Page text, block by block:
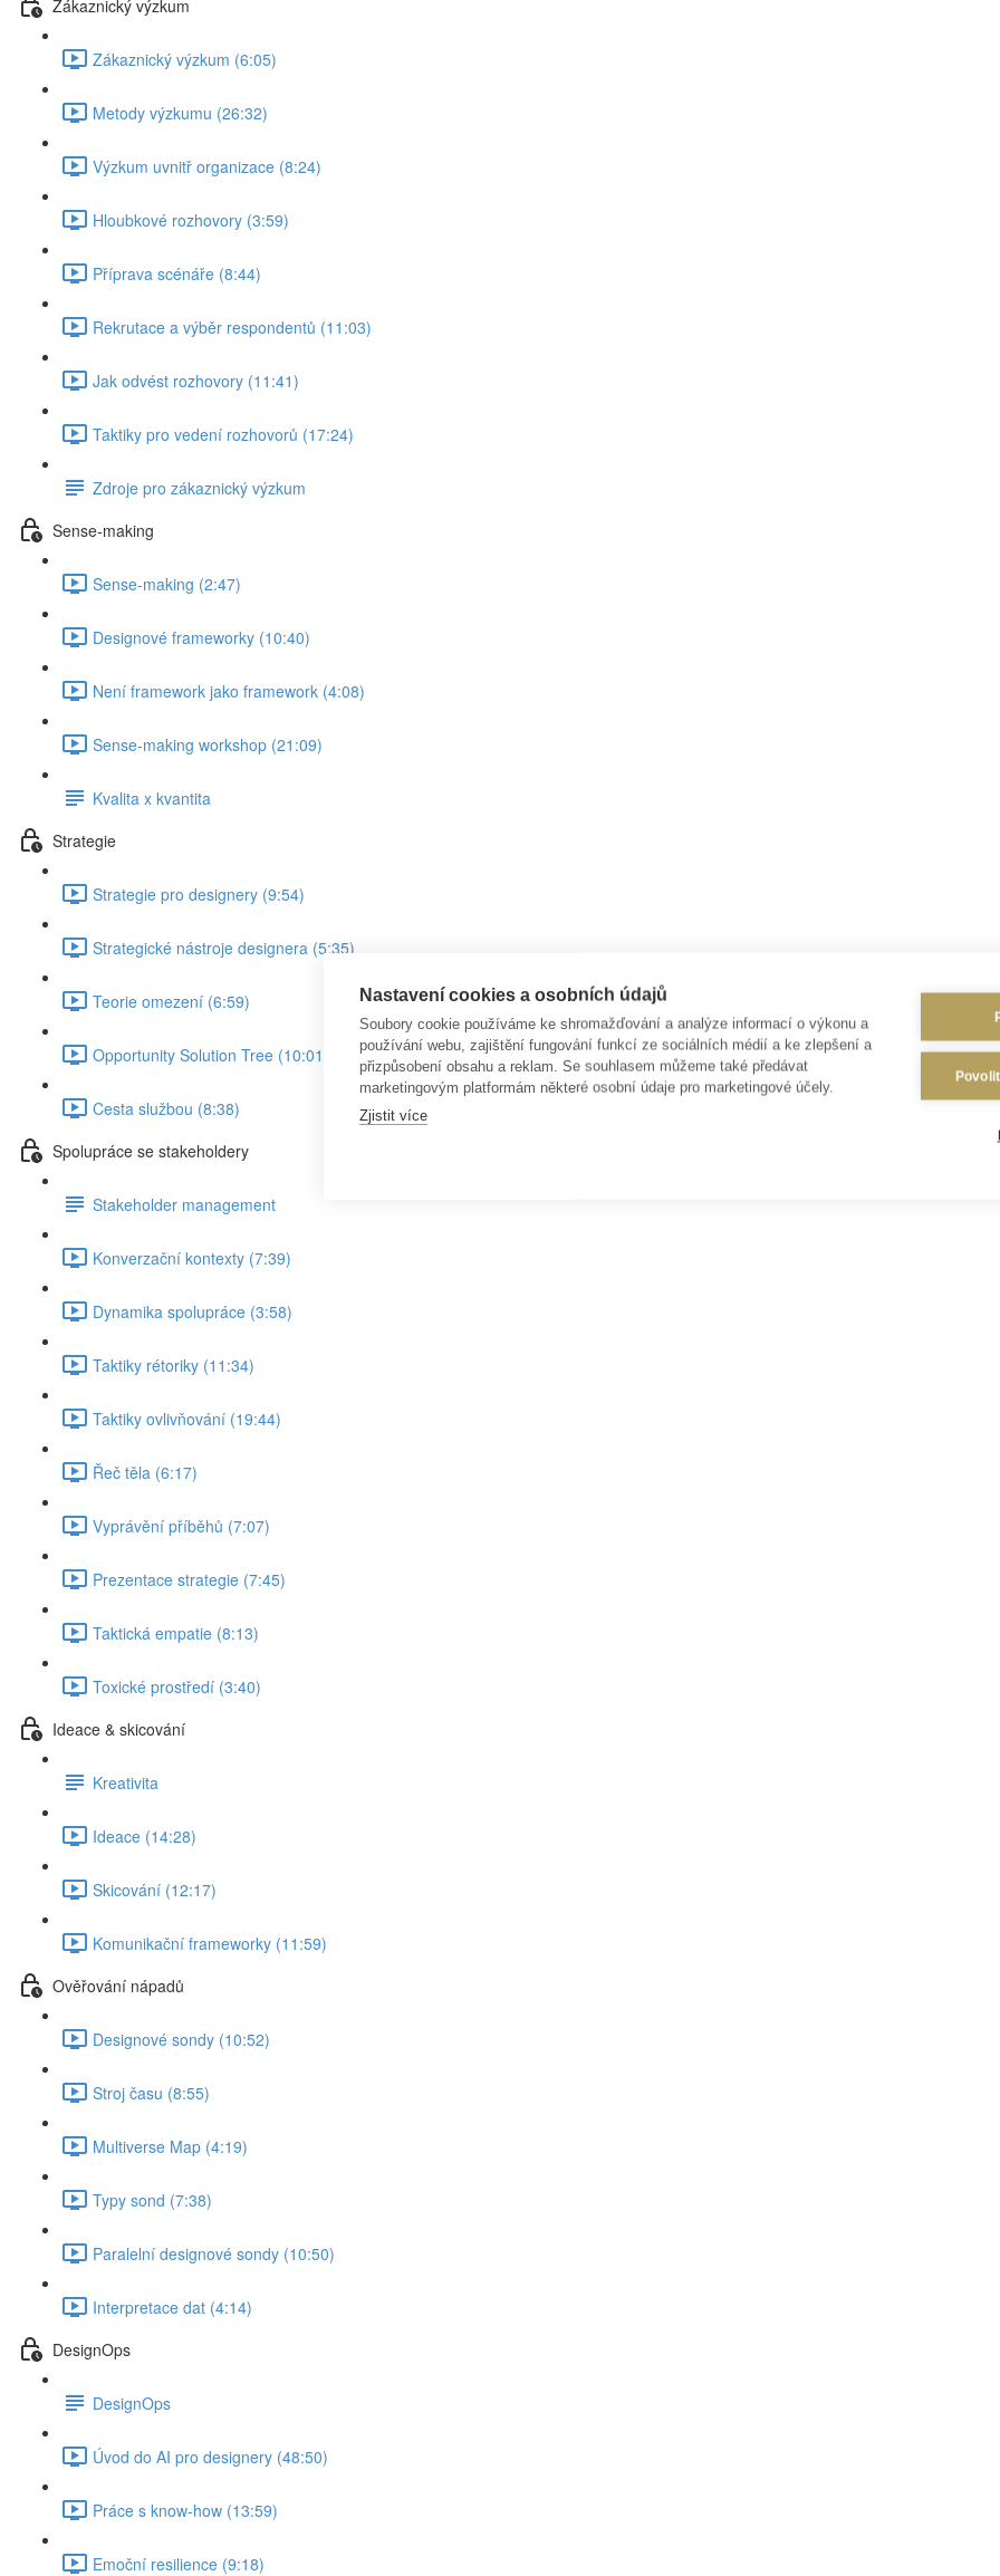
Zákaznický výzkum
Zákaznický výzkum (6:05)
Metody výzkumu (26:32)
Výzkum uvnitř organizace (8:24)
Hloubkové rozhovory (3:59)
Příprava scénáře (8:44)
Rekrutace a výběr respondentů (11:03)
Jak odvést rozhovory (11:41)
Taktiky pro vedení rozhovorů (17:24)
Zdroje pro zákaznický výzkum
Sense-making
Sense-making (2:47)
Designové frameworky (10:40)
Není framework jako framework (4:08)
Sense-making workshop (21:09)
Kvalita x kvantita
Strategie
Strategie pro designery (9:54)
Strategické nástroje designera (5:35)
Teorie omezení (6:59)
Opportunity Solution Tree (10:01)
Cesta službou (8:38)
Spolupráce se stakeholdery
Stakeholder management
Konverzační kontexty (7:39)
Dynamika spolupráce (3:58)
Taktiky rétoriky (11:34)
Taktiky ovlivňování (19:44)
Řeč těla (6:17)
Vyprávění příběhů (7:07)
Prezentace strategie (7:45)
Taktická empatie (8:13)
Toxické prostředí (3:40)
Ideace & skicování
Kreativita
Ideace (14:28)
Skicování (12:17)
Komunikační frameworky (11:59)
Ověřování nápadů
Designové sondy (10:52)
Stroj času (8:55)
Multiverse Map (4:19)
Typy sond (7:38)
Paralelní designové sondy (10:50)
Interpretace dat (4:14)
DesignOps
DesignOps
Úvod do AI pro designery (48:50)
Práce s know-how (13:59)
Emoční resilience (9:18)
Nastavení cookies a osobních údajů
Soubory cookie používáme ke shromažďování a analýze informací o výkonu a
používání webu, zajištění fungování funkcí ze sociálních médií a ke zlepšení a
přizpůsobení obsahu a reklam. Se souhlasem můžeme také předávat
marketingovým platformám některé osobní údaje pro marketingové účely.
Zjistit více